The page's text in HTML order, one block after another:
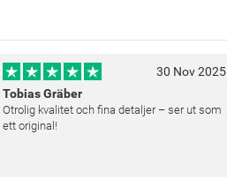
30 Nov 2025
Tobias Gräber
Otrolig kvalitet och fina detaljer – ser ut som
ett original!